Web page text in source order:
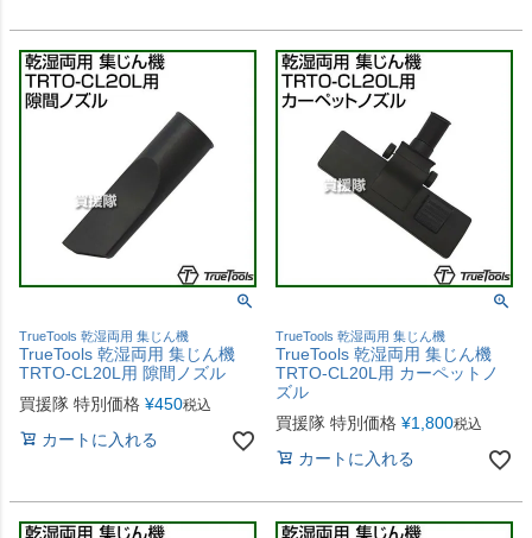
TrueTools 乾湿両用 集じん機
TrueTools 乾湿両用 集じん機
TRTO-CL20L用 隙間ノズル
買援隊 特別価格 ¥450税込
カートに入れる
TrueTools 乾湿両用 集じん機
TrueTools 乾湿両用 集じん機
TRTO-CL20L用 カーペットノ
ズル
買援隊 特別価格 ¥1,800税込
カートに入れる